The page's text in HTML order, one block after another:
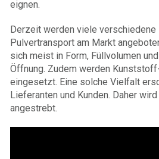
eignen.
Derzeit werden viele verschiedene
Pulvertransport am Markt
sich meist in Form, Füllvolumen
Öffnung. Zudem werden
eingesetzt. Eine solche Vielfalt
Lieferanten und Kunden. Daher
angestrebt.